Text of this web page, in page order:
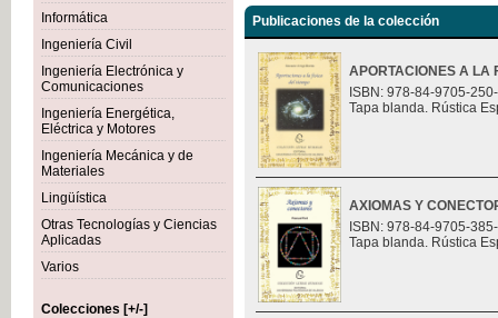
Informática
Ingeniería Civil
Ingeniería Electrónica y
Comunicaciones
Ingeniería Energética,
Eléctrica y Motores
Ingeniería Mecánica y de
Materiales
Lingüística
Otras Tecnologías y Ciencias
Aplicadas
Varios
Colecciones [+/-]
Publicaciones de la colección
APORTACIONES A LA
ISBN: 978-84-9705-
Tapa blanda. Rústica
AXIOMAS Y
ISBN: 978-84-9705-
Tapa blanda. Rústica